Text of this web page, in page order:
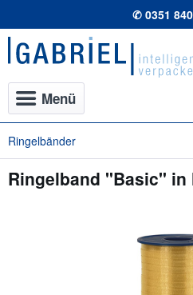
✆ 0351
Menü
Ringelbänder
Ringelband "Basic" in